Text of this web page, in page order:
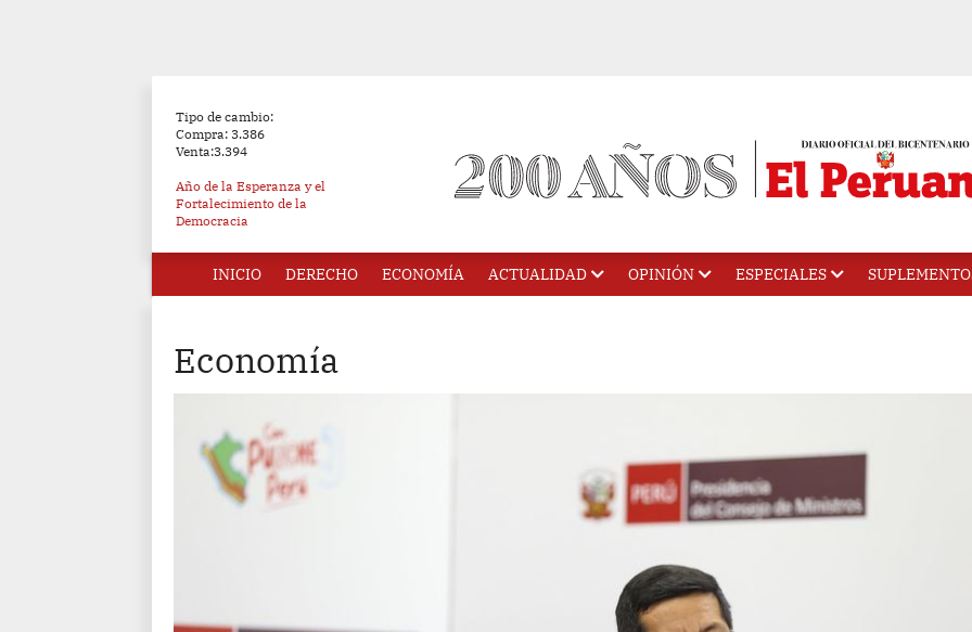
Tipo de cambio:
Compra: 3.386
Venta:3.394
Año de la Esperanza y el
Fortalecimiento de la
Democracia
INICIO DERECHO ECONOMÍA ACTUALIDAD OPINIÓN ESPECIALES
Economía